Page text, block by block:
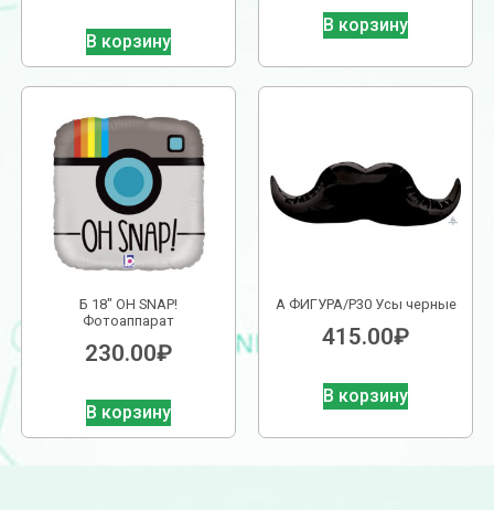
В корзину
В корзину
Б 18″ OH SNAP!
Фотоаппарат
230.00₽
В корзину
А ФИГУРА/P30 Усы черные
415.00₽
В корзину